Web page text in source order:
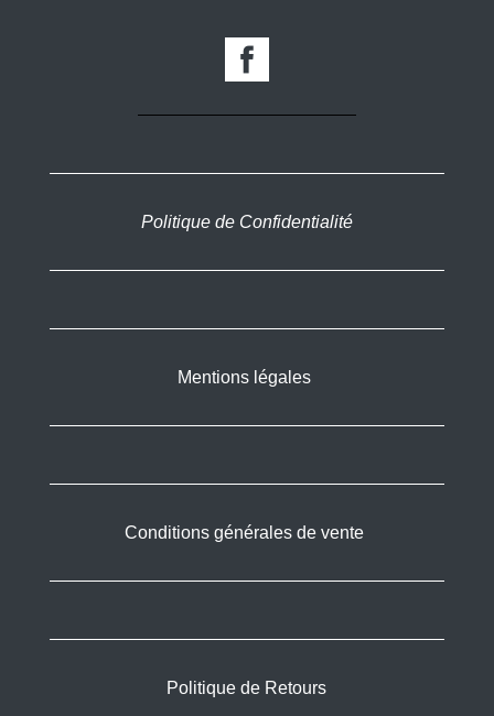
Politique de Confidentialité
Mentions légales
Conditions générales de vente
Politique de Retours